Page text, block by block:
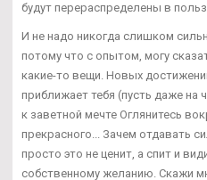
будут перераспределены в
И не надо никогда слишком
потому что с опытом, могу
какие-то вещи. Новых
приближает тебя (пусть даже на
к заветной мечте Оглянитесь
прекрасного... Зачем отдавать
просто это не ценит, а спит и
собственному желанию. Скажи